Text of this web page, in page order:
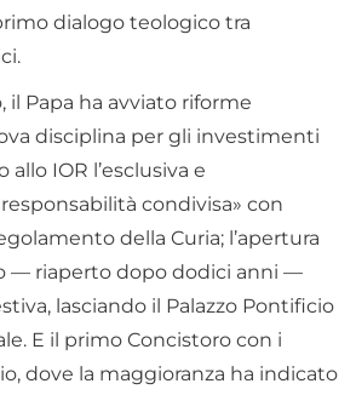
dialogo teologico tra
il Papa ha avviato riforme
disciplina per gli investimenti
IOR l’esclusiva e
condivisa» con
della Curia; l’apertura
— riaperto dopo dodici anni —
lasciando il Palazzo Pontificio
E il primo Concistoro con i
dove la maggioranza ha indicato